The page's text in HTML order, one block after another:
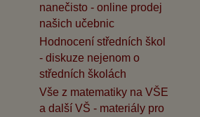
nanečisto - online prodej
našich učebnic
Hodnocení středních škol
- diskuze nejenom o
středních školách
Vše z matematiky na VŠE
a další VŠ - materiály pro